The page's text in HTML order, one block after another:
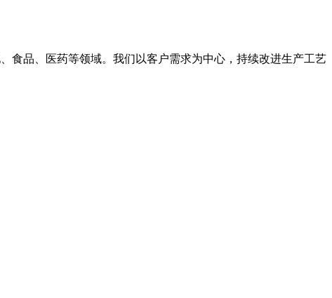
食品、医药等领域。我们以客户需求为中心，持续改进生产工艺